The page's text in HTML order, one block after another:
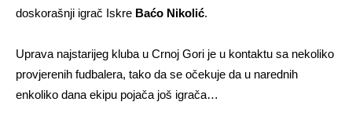
doskorašnji igrač Iskre Baćo Nikolić.
Uprava najstarijeg kluba u Crnoj Gori je u kontaktu sa nekoliko
provjerenih fudbalera, tako da se očekuje da u narednih
enkoliko dana ekipu pojača još igrača…